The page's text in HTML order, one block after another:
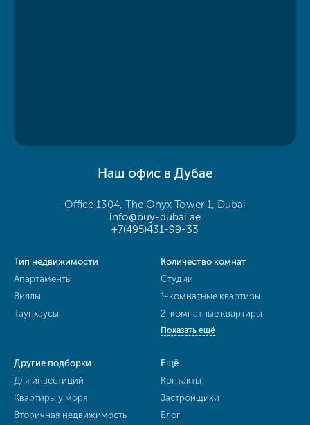
Наш офис в Дубае
Office 1304, The Onyx Tower 1, Dubai
info@buy-dubai.ae
+7(495)431-99-33
Тип недвижимости
Апартаменты
Виллы
Таунхаусы
Количество комнат
Студии
1-комнатные квартиры
2-комнатные квартиры
Показать ещё
Другие подборки
Для инвестиций
Квартиры у моря
Вторичная недвижимость
Ещё
Контакты
Застройщики
Блог